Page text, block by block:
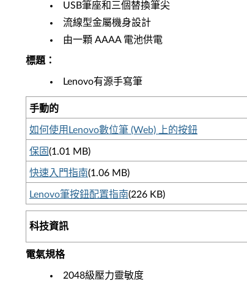
USB筆座和三個替換筆尖
流線型金屬機身設計
由一顆 AAAA 電池供電
標題：
Lenovo有源手寫筆
手動的
如何使用Lenovo數位筆 (Web) 上的按鈕
保固(1.01 MB)
快速入門指南(1.06 MB)
Lenovo筆按鈕配置指南(226 KB)
科技資訊
電氣規格
2048級壓力靈敏度